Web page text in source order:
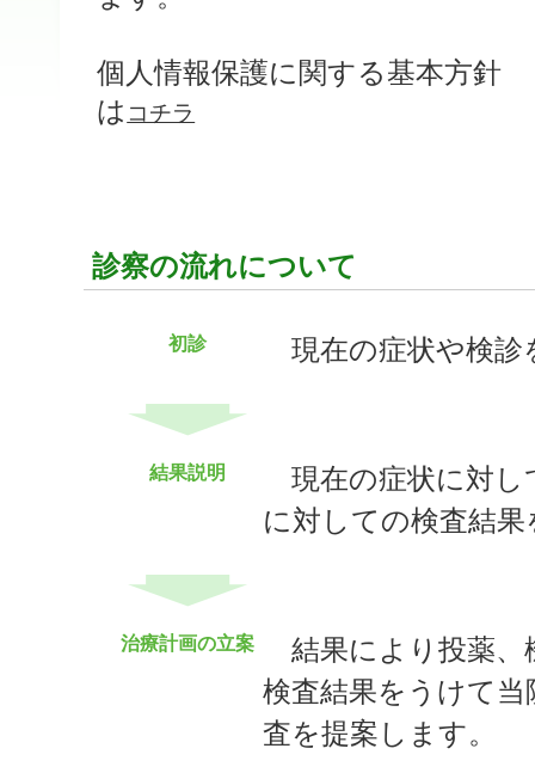
個人情報保護に関する基本方針
は コチラ
診察の流れについて
初診 現在の症状や検診
結果説明
現在の症状に対し
に対しての検査結
治療計画の立案
結果により投薬、
検査結果をうけて
査を提案します。